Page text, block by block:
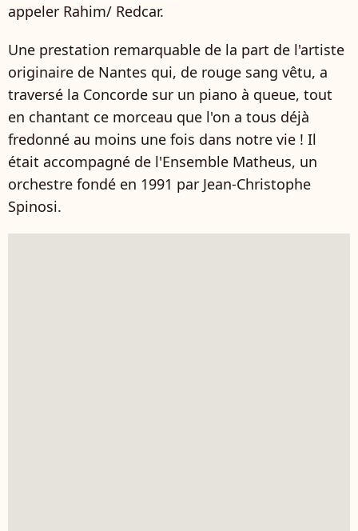
appeler Rahim/ Redcar.
Une prestation remarquable de la part de l'artiste
originaire de Nantes qui, de rouge sang vêtu, a
traversé la Concorde sur un piano à queue, tout
en chantant ce morceau que l'on a tous déjà
fredonné au moins une fois dans notre vie ! Il
était accompagné de l'Ensemble Matheus, un
orchestre fondé en 1991 par Jean-Christophe
Spinosi.